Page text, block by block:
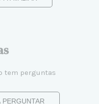
tem perguntas